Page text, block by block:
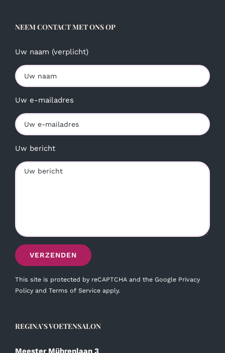
NEEM CONTACT MET ONS OP
Uw naam (verplicht)
Uw e-mailadres
Uw bericht
This site is protected by reCAPTCHA and the Google Privacy
Policy and Terms of Service apply.
REGINA’S VOETENSALON
Meester Mührenlaan 3